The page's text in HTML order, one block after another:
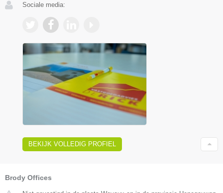
Sociale media:
BEKIJK VOLLEDIG PROFIEL
Brody Offices